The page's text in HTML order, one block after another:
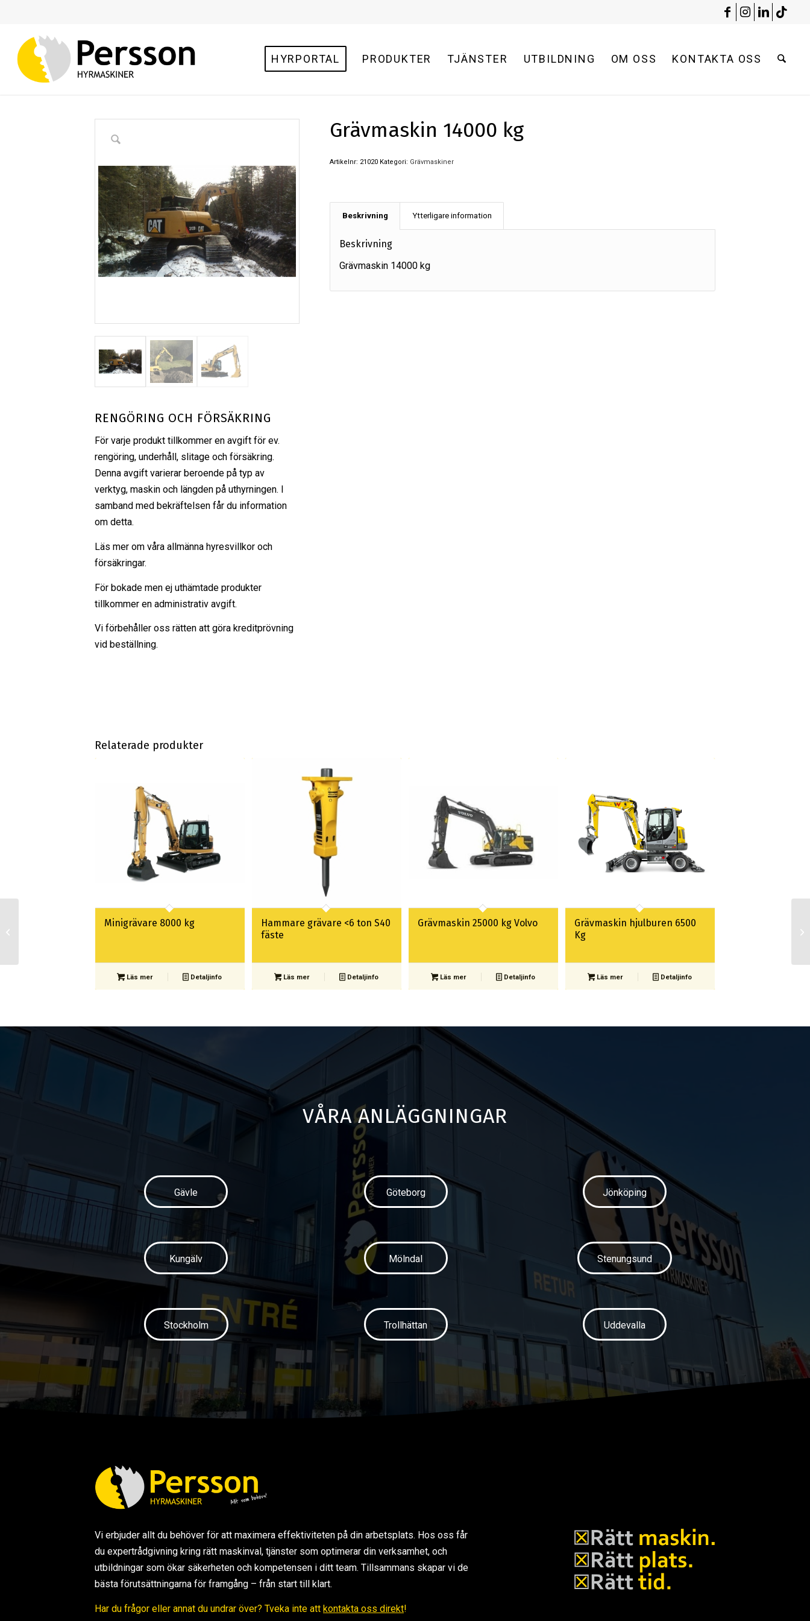
HYRPORTAL PRODUKTER TJÄNSTER UTBILDNING OM OSS KONTAKTA OSS
RENGÖRING OCH FÖRSÄKRING
För varje produkt tillkommer en avgift för ev.
rengöring, underhåll, slitage och försäkring.
Denna avgift varierar beroende på typ av
verktyg, maskin och längden på uthyrningen. I
samband med bekräftelsen får du information
om detta.
Läs mer om våra allmänna hyresvillkor och
försäkringar.
För bokade men ej uthämtade produkter
tillkommer en administrativ avgift.
Vi förbehåller oss rätten att göra kreditprövning
vid beställning.
Grävmaskin 14000 kg
Artikelnr: 21020 Kategori: Grävmaskiner
Beskrivning Ytterligare information
Beskrivning
Grävmaskin 14000 kg
Relaterade produkter
Minigrävare 8000 kg
Läs mer Detaljinfo
Hammare grävare <6 ton S40
fäste
Läs mer Detaljinfo
Grävmaskin 25000 kg Volvo
Läs mer Detaljinfo
Grävmaskin hjulburen 6500
Kg
Läs mer Detaljinfo
VÅRA ANLÄGGNINGAR
Gävle Göteborg Jönköping
Kungälv Mölndal Stenungsund
Stockholm Trollhättan Uddevalla
Vi erbjuder allt du behöver för att maximera effektiviteten på din arbetsplats. Hos oss får
du expertrådgivning kring rätt maskinval, tjänster som optimerar din verksamhet, och
utbildningar som ökar säkerheten och kompetensen i ditt team. Tillsammans skapar vi de
bästa förutsättningarna för framgång – från start till klart.
Har du frågor eller annat du undrar över? Tveka inte att kontakta oss direkt!